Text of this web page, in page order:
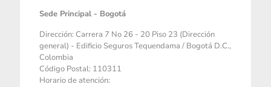
Sede Principal - Bogotá
Dirección: Carrera 7 No 26 - 20 Piso 23 (Dirección
general) - Edificio Seguros Tequendama / Bogotá D.C.,
Colombia
Código Postal: 110311
Horario de atención: